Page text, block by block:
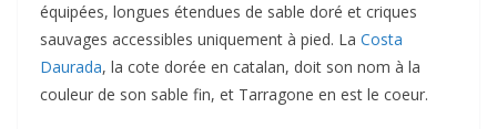
équipées, longues étendues de sable doré et criques
sauvages accessibles uniquement à pied. La Costa
Daurada, la cote dorée en catalan, doit son nom à la
couleur de son sable fin, et Tarragone en est le coeur.